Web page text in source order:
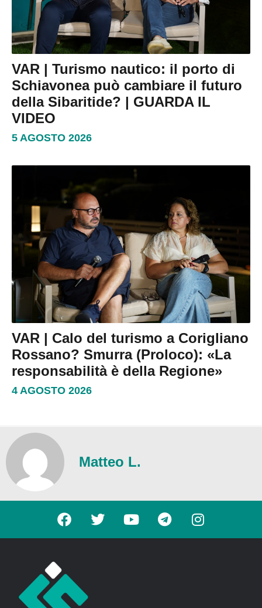
VAR | Turismo nautico: il porto di
Schiavonea può cambiare il futuro
della Sibaritide? | GUARDA IL
VIDEO
5 AGOSTO 2026
VAR | Calo del turismo a Corigliano
Rossano? Smurra (Proloco): «La
responsabilità è della Regione»
4 AGOSTO 2026
Matteo L.